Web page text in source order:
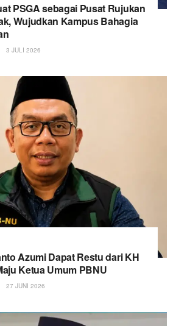
PSGA sebagai Pusat Rujukan
Wujudkan Kampus Bahagia
3 JULI 2026
Azumi Dapat Restu dari KH
Ketua Umum PBNU
27 JUNI 2026